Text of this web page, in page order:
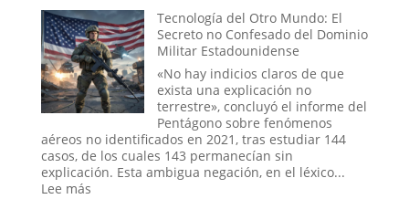
un
trauma
reprimido?
juego
de
la
Ouija
online:
¿Pueden
los
rituales
en
el
Tecnología del Otro Mundo: El
Secreto no Confesado del Dominio
Militar Estadounidense
«No hay indicios claros de que
exista una explicación no
terrestre», concluyó el informe del
Pentágono sobre fenómenos
aéreos no identificados en 2021, tras estudiar 144
casos, de los cuales 143 permanecían sin
explicación. Esta ambigua negación, en el léxico...
Lee más: